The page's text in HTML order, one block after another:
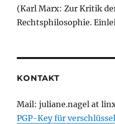
(Karl Marx: Zur Kritik
Rechtsphilosophie.
KONTAKT
Mail: juliane.nagel at
PGP-Key für